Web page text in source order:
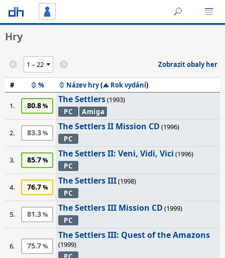
Hry
Zobrazit obaly her
# % Název hry( Rok vydání)
1. 80.8
The Settlers(1993)
PC
Amiga
2. 83.3
The Settlers II Mission CD (1996)
PC
3. 85.7
The Settlers II: Veni, Vidi, Vici (1996)
PC
4. 76.7
The Settlers III(1998)
PC
5. 81.3
The Settlers III Mission CD (1999)
PC
6. 75.7
The Settlers III: Quest of the Amazons
(1999)